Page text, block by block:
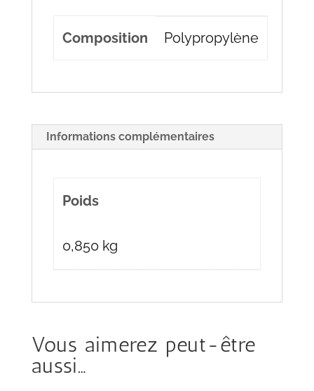
Composition Polypropylène
Informations complémentaires
Poids
0,850 kg
Vous aimerez peut-être
aussi…